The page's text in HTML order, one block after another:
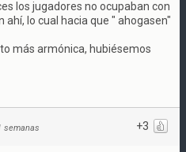
los jugadores no ocupaban con
lo cual hacia que " ahogasen"
más armónica, hubiésemos
+3
semanas